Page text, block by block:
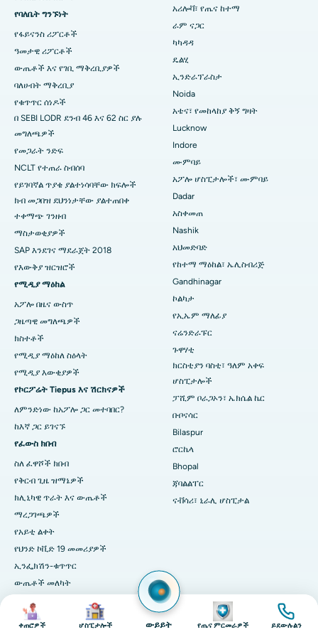
ምስል
ቀጠሮዎች
ምስል
ሆስፒታሎች ውይይት
ምስል
የጤና ምርመራዎች
ምስል
ይደውሉልን
በሲቢዲ ቤላፑር፣ ናቪ ሙምባይ ውስጥ ምርጥ ሆስፒታል
በፓንቻቫቲ፣ ናሺክ ውስጥ ምርጥ ሆስፒታል
በሴኩንድራባድ፣ ሃይደራባድ ውስጥ ምርጥ ሆስፒታል
በሴሻድሪፑራም ፣ ባንጋሎር ውስጥ የሚገኝ ምርጥ ሆስፒታል
በቫልቴር ዋና መንገድ፣ ቪዛካፓትናም ውስጥ የሚገኘው ምርጥ ሆስፒታል
በሱባሽ ናጋር መንገድ፣ ካሪምናጋር ውስጥ ያለው ምርጥ ሆስፒታል
በማናጋሪ ፣ ካራኩዲ ውስጥ ምርጥ ሆስፒታል
በአሬፓሊ፣ ዋራንጋል ውስጥ ምርጥ ሆስፒታል
በአሬራ ኮሎኒ፣ ቦፓል ውስጥ ምርጥ ሆስፒታል
በጃያናጋር፣ ባንጋሎር ውስጥ የሚገኝ ምርጥ ሆስፒታል
በኬኬ ናጋር፣ ማዱራይ ውስጥ ምርጥ ሆስፒታል
ምርጥ ሆስፒታል በራምጂ ናጋር፣ ኔሎር
በሴክተር-19 ፣ ሩርኬላ ውስጥ ያለው ምርጥ ሆስፒታል
በስዋርጌት፣ ፑን ውስጥ ምርጥ ሆስፒታል
በደቡብ ዴልሂ ውስጥ ምርጥ የሴቶች የካንሰር ሆስፒታል
የሴራሚክ ጠቅላላ የጉልበት መተካት
ERCP
የባለቤት ግንኙነት
የፋይናንስ ሪፖርቶች
ዓመታዊ ሪፖርቶች
ውጤቶች እና የገቢ ማቅረቢያዎች
ባለሀብት ማቅረቢያ
የቁጥጥር ሰነዶች
በ SEBI LODR ደንብ 46 እና 62 ስር ያሉ
መግለጫዎች
የመጋራት ንድፍ
NCLT የተጠራ ስብሰባ
የይገባኛል ጥያቄ ያልተነሳባቸው ክፍሎች
ክብ መጋበዝ ደህንነታቸው ያልተጠበቀ
ተቀማጭ ገንዘብ
ማስታወቂያዎች
SAP እንደገና ማደራጀት 2018
የእውቅያ ዝርዝሮች
የሚዲያ ማዕከል
አፖሎ በዜና ውስጥ
ጋዜጣዊ መግለጫዎች
ክስተቶች
የሚዲያ ማዕከለ ስዕላት
የሚዲያ እውቂያዎች
የኮርፖሬት Tiepus እና ሽርክናዎች
ለምንድነው ከአፖሎ ጋር መተባበር?
ከእኛ ጋር ይገናኙ
የፈውስ ክበብ
ስለ ፈዋሾች ክበብ
የቅርብ ጊዜ ዝማኔዎች
ክሊኒካዊ ጥራት እና ውጤቶች
ማረጋገጫዎች
የአይቲ ልቀት
የህንድ ኮቪድ 19 መመሪያዎች
ኢንፌክሽን-ቁጥጥር
ውጤቶች መለካት
TASCC
አሪሎቫ፣ የጤና ከተማ
ራም ናጋር
ካካዳዳ
ዴልሂ
ኢንድራፕራስታ
Noida
አቴና፣ የመከላከያ ቅኝ ግዛት
Lucknow
Indore
ሙምባይ
አፖሎ ሆስፒታሎች፣ ሙምባይ
Dadar
አስቀመጠ
Nashik
አህመድባድ
የከተማ ማዕከል፣ ኤሊስብሪጅ
Gandhinagar
ኮልካታ
የኢኤም ማለፊያ
ናሬንድራፑር
ጉዋሃቲ
ክርስቲያን ባስቲ፣ ዓለም አቀፍ
ሆስፒታሎች
ፓሺም ቦራጋኦን፣ ኤክሴል ኬር
ቡቦናሳር
Bilaspur
ሮርኬላ
Bhopal
ጃባልልፐር
ናቭሳሪ፣ ኒራሊ ሆስፒታል